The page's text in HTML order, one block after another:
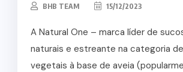
BHB TEAM 15/12/2023
A Natural One – marca líder de
naturais e estreante na categoria
vegetais à base de aveia